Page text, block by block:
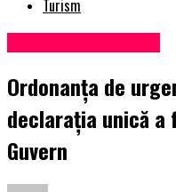
Turism
Ordonanţa de
declaraţia unică
Guvern